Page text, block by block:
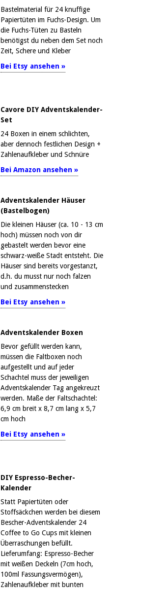
Bastelmaterial für 24 knuffige
Papiertüten im Fuchs-Design. Um
die Fuchs-Tüten zu Basteln
benötigst du neben dem Set noch
Zeit, Schere und Kleber
Bei Etsy ansehen »
Cavore DIY Adventskalender-
Set
24 Boxen in einem schlichten,
aber dennoch festlichen Design +
Zahlenaufkleber und Schnüre
Bei Amazon ansehen »
Adventskalender Häuser
(Bastelbogen)
Die kleinen Häuser (ca. 10 - 13 cm
hoch) müssen noch von dir
gebastelt werden bevor eine
schwarz-weiße Stadt entsteht. Die
Häuser sind bereits vorgestanzt,
d.h. du musst nur noch falzen
und zusammenstecken
Bei Etsy ansehen »
Adventskalender Boxen
Bevor gefüllt werden kann,
müssen die Faltboxen noch
aufgestellt und auf jeder
Schachtel muss der jeweiligen
Adventskalender Tag angekreuzt
werden. Maße der Faltschachtel:
6,9 cm breit x 8,7 cm lang x 5,7
cm hoch
Bei Etsy ansehen »
DIY Espresso-Becher-
Kalender
Statt Papiertüten oder
Stoffsäckchen werden bei diesem
Bescher-Adventskalender 24
Coffee to Go Cups mit kleinen
Überraschungen befüllt.
Lieferumfang: Espresso-Becher
mit weißen Deckeln (7cm hoch,
100ml Fassungsvermögen),
Zahlenaufkleber mit bunten